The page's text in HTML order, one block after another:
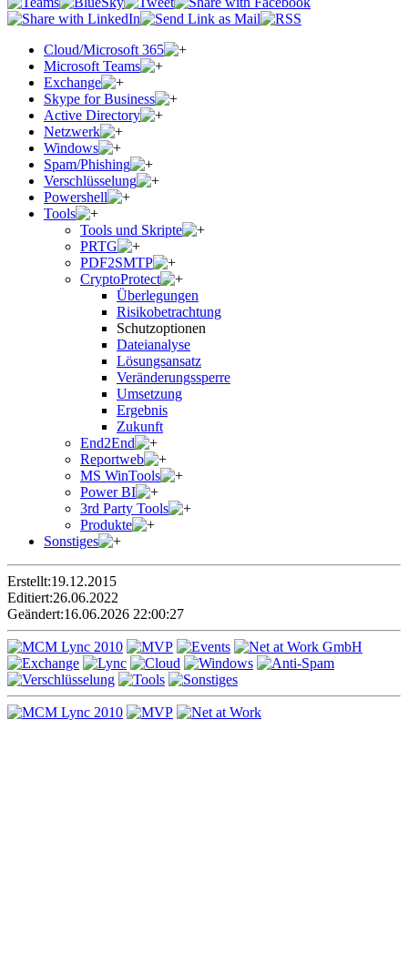
Cloud/Microsoft 365
Microsoft Teams
Exchange
Skype for Business
Active Directory
Netzwerk
Windows
Spam/Phishing
Verschlüsselung
Powershell
Tools
Tools und Skripte
PRTG
PDF2SMTP
CryptoProtect
Überlegungen
Risikobetrachtung
Schutzoptionen
Dateianalyse
Lösungsansatz
Veränderungssperre
Umsetzung
Ergebnis
Zukunft
End2End
Reportweb
MS WinTools
Power BI
3rd Party Tools
Produkte
Sonstiges
Erstellt:19.12.2015
Editiert:26.06.2022
Geändert:16.06.2026 22:00:27